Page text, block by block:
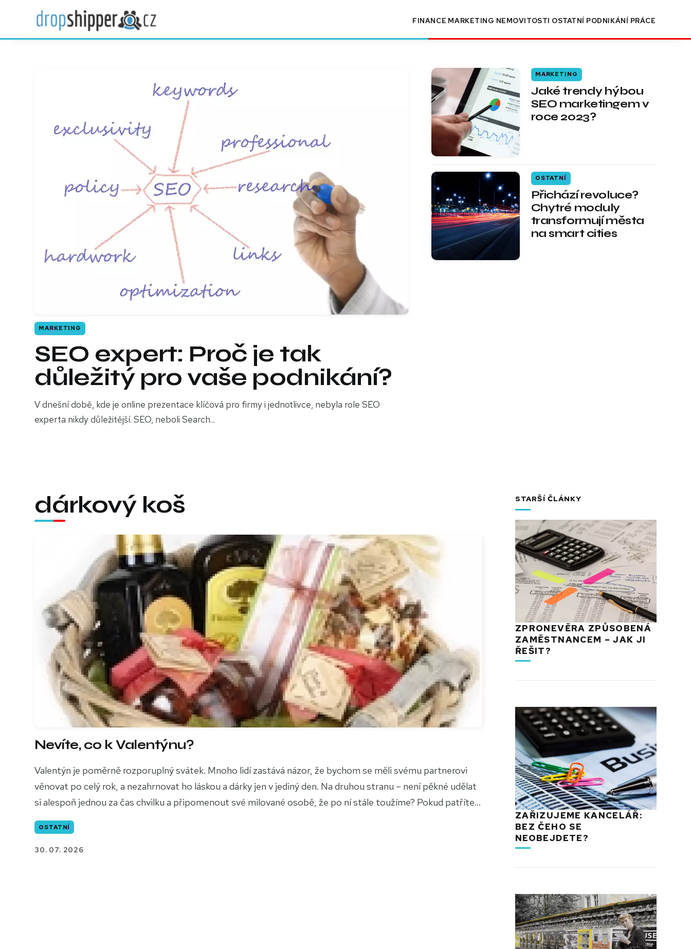
FINANCE MARKETING NEMOVITOSTI OSTATNÍ PODNIKÁNÍ PRÁCE
SEO expert: Proč je tak
důležitý pro vaše podnikání?
V dnešní době, kde je online prezentace klíčová pro firmy i jednotlivce, nebyla role SEO
experta nikdy důležitější. SEO, neboli Search...
MARKETING
Jaké trendy hýbou
SEO marketingem v
roce 2023?
MARKETING
Přichází revoluce?
Chytré moduly
transformují města
na smart cities
OSTATNÍ
dárkový koš
Nevíte, co k Valentýnu?
Valentýn je poměrně rozporuplný svátek. Mnoho lidí zastává názor, že bychom se měli svému partnerovi
věnovat po celý rok, a nezahrnovat ho láskou a dárky jen v jediný den. Na druhou stranu – není pěkné udělat
si alespoň jednou za čas chvilku a připomenout své milované osobě, že po ní stále toužíme? Pokud patříte...
OSTATNÍ
30. 07. 2026
STARŠÍ ČLÁNKY
ZPRONEVĚRA ZPŮSOBENÁ
ZAMĚSTNANCEM – JAK JI
ŘEŠIT?
ZAŘIZUJEME KANCELÁŘ:
BEZ ČEHO SE
NEOBEJDETE?